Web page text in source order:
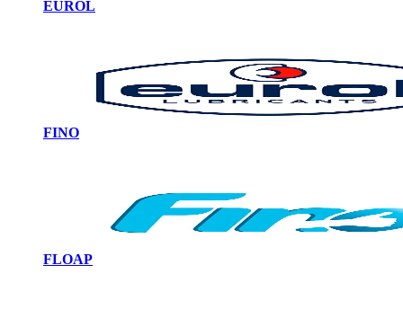
EUROL
FINO
FLOAP